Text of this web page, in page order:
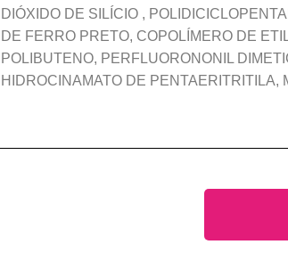
DIÓXIDO DE SILÍCIO ,
DE FERRO PRETO, COPOLÍMERO DE
POLIBUTENO, PERFLUORONONIL
HIDROCINAMATO DE PENTAERITRITILA,